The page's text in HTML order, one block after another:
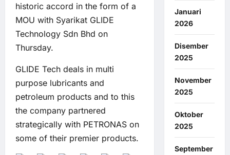
historic accord in the form of a
MOU with Syarikat GLIDE
Technology Sdn Bhd on
Thursday.
GLIDE Tech deals in multi
purpose lubricants and
petroleum products and to this
the company partnered
strategically with PETRONAS on
some of their premier products.
Januari
2026
Disember
2025
November
2025
Oktober
2025
September